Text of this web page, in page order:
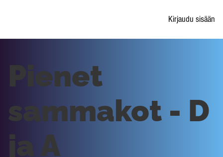
Kirjaudu sisään
Pienet
sammakot - D
ja A